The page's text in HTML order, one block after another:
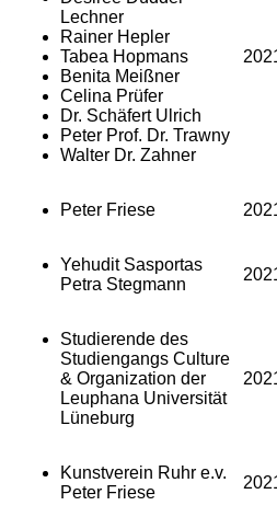
Lechner
Rainer Hepler
Tabea Hopmans
Benita Meißner
Celina Prüfer
Dr. Schäfert Ulrich
Peter Prof. Dr. Trawny
Walter Dr. Zahner
Peter Friese
Yehudit Sasportas
Petra Stegmann
Studierende des
Studiengangs Culture
& Organization der
Leuphana Universität
Lüneburg
Kunstverein Ruhr e.v.
Peter Friese